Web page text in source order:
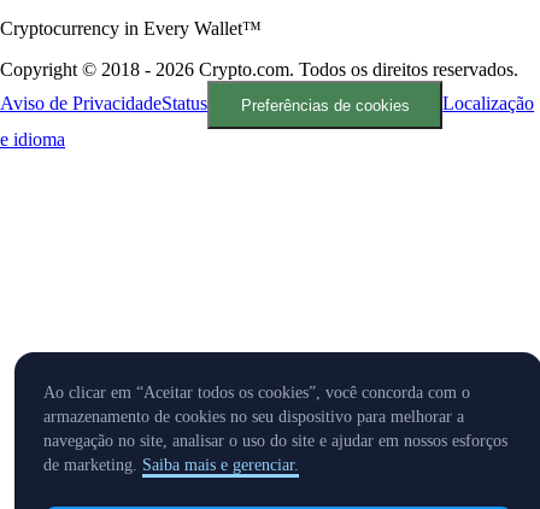
Cryptocurrency in Every Wallet™
Copyright © 2018 - 2026 Crypto.com. Todos os direitos reservados.
Aviso de PrivacidadeStatus Preferências de cookies
Localização
e idioma
Ao clicar em “Aceitar todos os cookies”, você concorda com o
armazenamento de cookies no seu dispositivo para melhorar a
navegação no site, analisar o uso do site e ajudar em nossos esforços
de marketing. Saiba mais e gerenciar.